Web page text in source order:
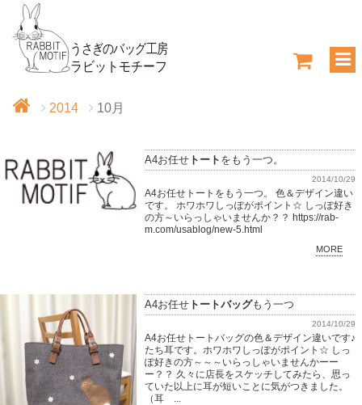
2014 10月
A4お任せ トート をもう一つ。
2014/10/29
A4お任せトートをもう一つ。 色＆デザイン違い
です。 ホワホワしっぽがポイント☆ しっぽ好き
の方～いらっしゃいませんか？？ https://rab-
m.com/usablog/new-5.html
MORE
A4お任せ トートバッグもう一つ
2014/10/29
A4お任せトートバッグの色＆デザイン違いです♪
たち耳です。ホワホワしっぽがポイント☆ しっ
ぽ好きの方～～～いらっしゃいませんかーー
ー？？ 久々に店長をスケッチしてみたら、思っ
ていた以上に耳が短いことに気がつきました。
（耳 ...